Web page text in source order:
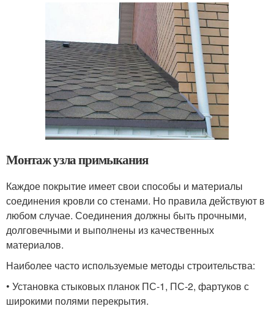
Монтаж узла примыкания
Каждое покрытие имеет свои способы и материалы
соединения кровли со стенами. Но правила действуют в
любом случае. Соединения должны быть прочными,
долговечными и выполнены из качественных
материалов.
Наиболее часто используемые методы строительства:
• Установка стыковых планок ПС-1, ПС-2, фартуков с
широкими полями перекрытия.